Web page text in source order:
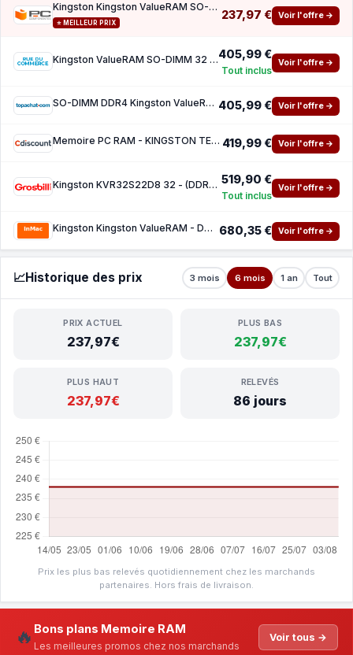
Kingston Kingston ValueRAM SO-DIMM DDR4 3200 MHz 32 Go CL22
⭐ MEILLEUR PRIX
237,97 € Voir l'offre →
Kingston ValueRAM SO-DIMM 32 Go DDR4 3200 MHz CL22 2Rx8405,99 €
Tout inclus
Voir l'offre →
SO-DIMM DDR4 Kingston ValueRAM - 32 Go 3200 MHz - CAS 22 405,99 € Voir l'offre →
Memoire PC RAM - KINGSTON TECHNOLOGY - Value - 32 Go - SoDIMM DDR4 - 3200 Mhz 419,99 € Voir l'offre →
Kingston KVR32S22D8 32 - (DDR4 1X32GB 3200 CL22) 519,90 €
Tout inclus
Voir l'offre →
Kingston Kingston ValueRAM - DDR4 - module - 32 Go - SO DIMM 260 broches - 3200 MHz PC4-25 680,35 € Voir l'offre →
📈Historique des prix 3 mois 6 mois 1 an Tout
PRIX ACTUEL
237,97€
PLUS BAS
237,97€
PLUS HAUT
237,97€
RELEVÉS
86 jours
Prix les plus bas relevés quotidiennement chez les marchands
partenaires. Hors frais de livraison.
🔥 Bons plans Memoire RAM
Les meilleures promos chez nos marchands
Voir tous →